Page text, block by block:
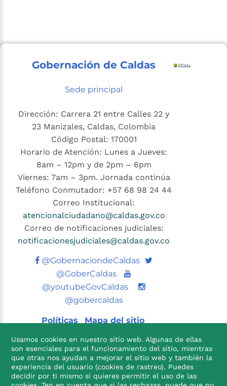
Gobernación de Caldas
Sede principal
Dirección: Carrera 21 entre Calles 22 y
23 Manizales, Caldas, Colombia
Código Postal: 170001
Horario de Atención: Lunes a Jueves:
8am – 12pm y de 2pm – 6pm
Viernes: 7am – 3pm. Jornada continúa
Teléfono Conmutador: +57 68 98 24 44
Correo Institucional:
atencionalciudadano@caldas.gov.co
Correo de notificaciones judiciales:
notificacionesjudiciales@caldas.gov.co
@GobernaciondeCaldas Twitter
@GoberCaldas
Youtube
@youtubeGovCaldas
@gobercaldas
Políticas Mapa del sitio
Usamos cookies en nuestro sitio web. Algunas de ellas
son esenciales para el funcionamiento del sitio, mientras
que otras nos ayudan a mejorar el sitio web y también la
experiencia del usuario (cookies de rastreo). Puedes
decidir por ti mismo si quieres permitir el uso de las